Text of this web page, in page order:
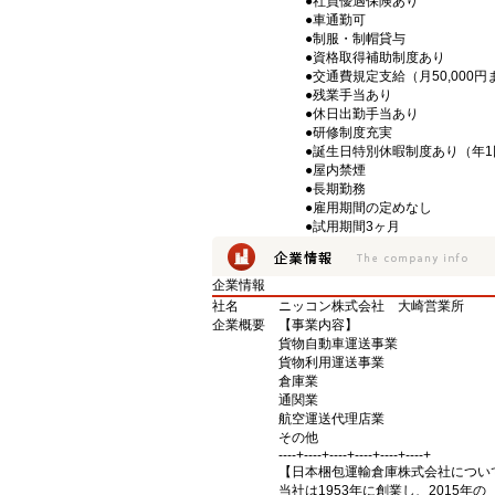
●車通勤可
●制服・制帽貸与
●資格取得補助制度あり
●交通費規定支給（月50,000円
●残業手当あり
●休日出勤手当あり
●研修制度充実
●誕生日特別休暇制度あり（年1
●屋内禁煙
●長期勤務
●雇用期間の定めなし
●試用期間3ヶ月
企業情報
社名
ニッコン株式会社 大崎営業所
企業概要
【事業内容】
貨物自動車運送事業
貨物利用運送事業
倉庫業
通関業
航空運送代理店業
その他
----+----+----+----+----+----+
【日本梱包運輸倉庫株式会社につい
当社は1953年に創業し、2015年の